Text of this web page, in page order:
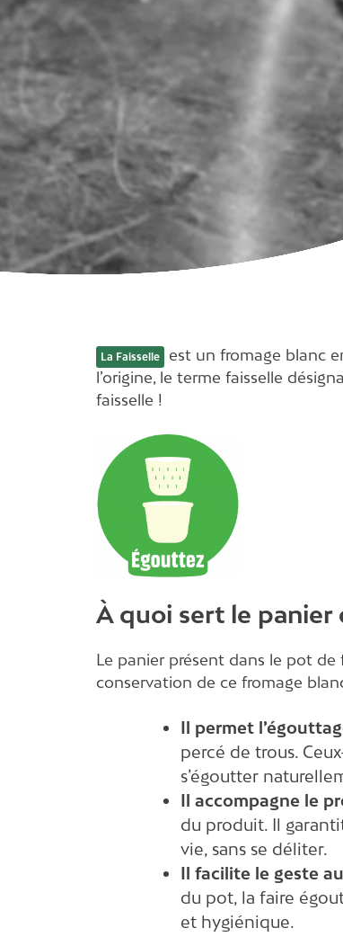
La Faisselle
est un fromage blanc
l’origine, le terme faisselle
faisselle !
À quoi sert le panier
Le panier présent dans le pot
conservation de ce fromage
Il permet
percé de trous.
s’égoutter
Il accompagne le
du produit. Il
vie, sans se déliter.
Il facilite le geste
du pot, la faire
et hygiénique.